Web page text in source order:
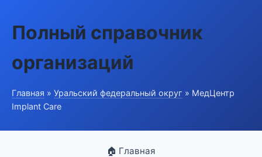
Полный справочник
организаций
Главная » Уральский федеральный округ » МедЦентр
Implant Care
🏠 Главная